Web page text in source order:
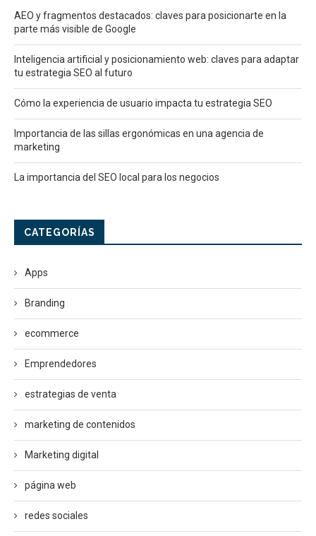
AEO y fragmentos destacados: claves para posicionarte en la
parte más visible de Google
Inteligencia artificial y posicionamiento web: claves para adaptar
tu estrategia SEO al futuro
Cómo la experiencia de usuario impacta tu estrategia SEO
Importancia de las sillas ergonómicas en una agencia de
marketing
La importancia del SEO local para los negocios
CATEGORÍAS
Apps
Branding
ecommerce
Emprendedores
estrategias de venta
marketing de contenidos
Marketing digital
página web
redes sociales